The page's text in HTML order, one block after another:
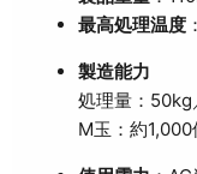
最高処理温度
製造能力
処理量：50kg
M玉：約